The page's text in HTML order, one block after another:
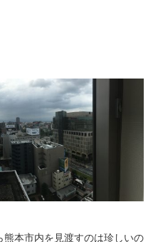
本市内を見渡すのは珍しいの